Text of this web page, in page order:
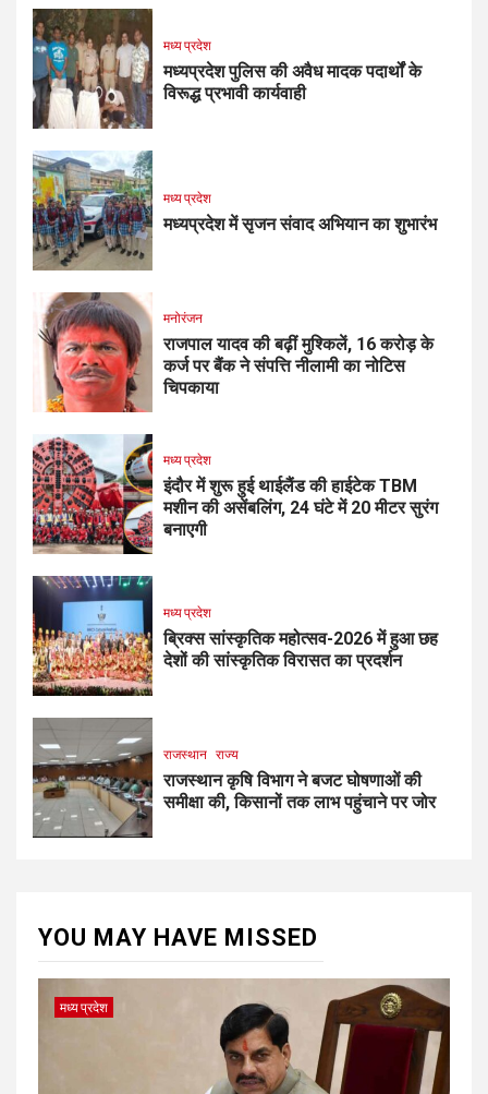
मध्य प्रदेश
मध्यप्रदेश पुलिस की अवैध मादक पदार्थों के
विरूद्ध प्रभावी कार्यवाही
मध्य प्रदेश
मध्यप्रदेश में सृजन संवाद अभियान का शुभारंभ
मनोरंजन
राजपाल यादव की बढ़ीं मुश्किलें, ₹16 करोड़ के
कर्ज पर बैंक ने संपत्ति नीलामी का नोटिस
चिपकाया
मध्य प्रदेश
इंदौर में शुरू हुई थाईलैंड की हाईटेक TBM
मशीन की असेंबलिंग, 24 घंटे में 20 मीटर सुरंग
बनाएगी
मध्य प्रदेश
ब्रिक्स सांस्कृतिक महोत्सव-2026 में हुआ छह
देशों की सांस्कृतिक विरासत का प्रदर्शन
राजस्थान राज्य
राजस्थान कृषि विभाग ने बजट घोषणाओं की
समीक्षा की, किसानों तक लाभ पहुंचाने पर जोर
YOU MAY HAVE MISSED
मध्य प्रदेश